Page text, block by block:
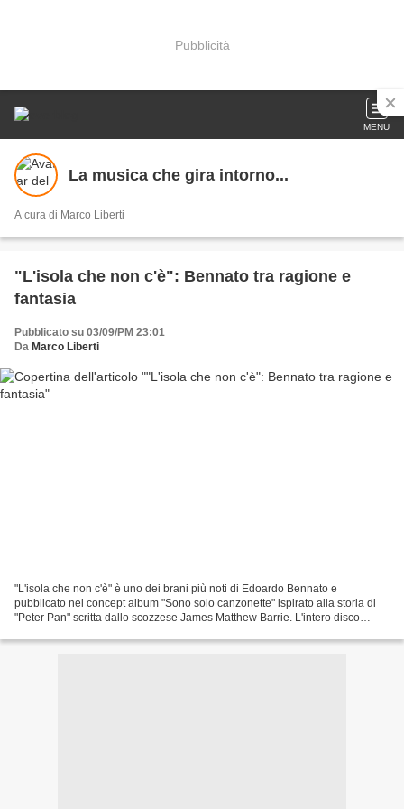
Pubblicità
MENU
La musica che gira intorno...
A cura di Marco Liberti
"L'isola che non c'è": Bennato tra ragione e
fantasia
Pubblicato su 03/09/PM 23:01
Da Marco Liberti
"L'isola che non c'è" è uno dei brani più noti di Edoardo Bennato e
pubblicato nel concept album "Sono solo canzonette" ispirato alla storia di
"Peter Pan" scritta dallo scozzese James Matthew Barrie. L'intero disco